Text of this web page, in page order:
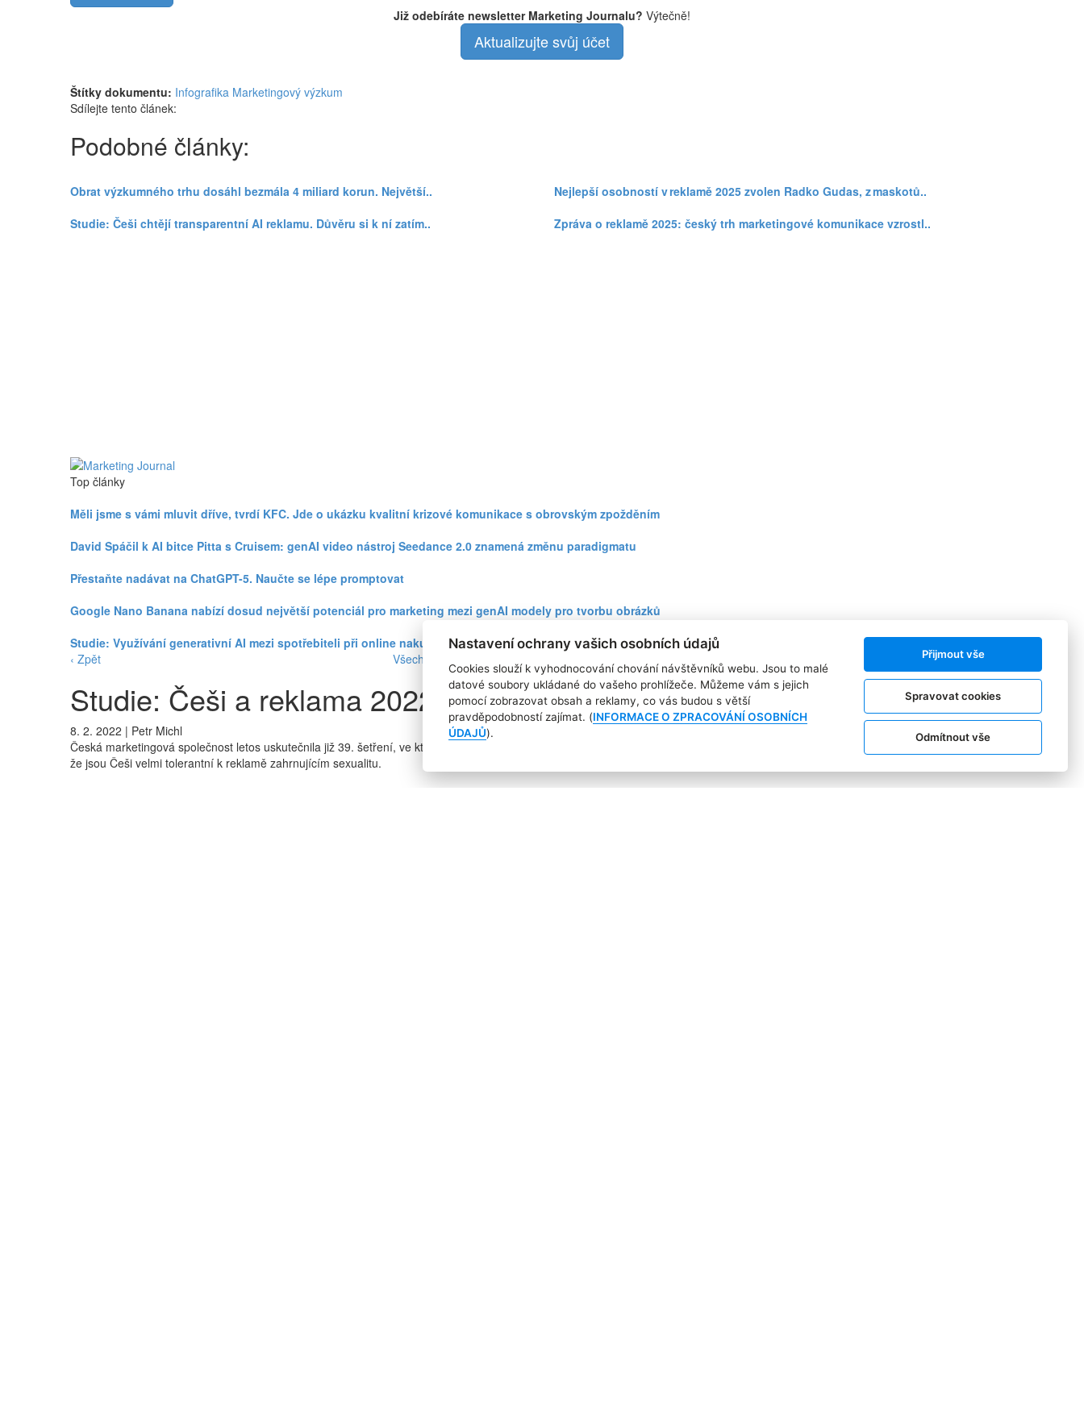
Již odebíráte newsletter Marketing Journalu? Výtečně!
Aktualizujte svůj účet
Štítky dokumentu: Infografika Marketingový výzkum
Sdílejte tento článek:
Podobné články:
Obrat výzkumného trhu dosáhl bezmála 4 miliard korun. Největší..
Nejlepší osobností v reklamě 2025 zvolen Radko Gudas, z maskotů..
Studie: Češi chtějí transparentní AI reklamu. Důvěru si k ní zatím..
Zpráva o reklamě 2025: český trh marketingové komunikace vzrostl..
Top články
Měli jsme s vámi mluvit dříve, tvrdí KFC. Jde o ukázku kvalitní krizové komunikace s obrovským zpožděním
David Spáčil k AI bitce Pitta s Cruisem: genAI video nástroj Seedance 2.0 znamená změnu paradigmatu
Přestaňte nadávat na ChatGPT-5. Naučte se lépe promptovat
Google Nano Banana nabízí dosud největší potenciál pro marketing mezi genAI modely pro tvorbu obrázků
Studie: Využívání generativní AI mezi spotřebiteli při online nakupování prudce roste
‹ Zpět
Všechny články
Studie: Češi a reklama 2022
8. 2. 2022 | Petr Michl
Česká marketingová společnost letos uskutečnila již 39. šetření, ve kterém se zaměřila na postoje české veřejnosti k reklamě. Zjistila například, jaké reklamy uživatele obtěžují, a také,
že jsou Češi velmi tolerantní k reklamě zahrnujícím sexualitu.
Nastavení ochrany vašich osobních údajů
Cookies slouží k vyhodnocování chování návštěvníků webu. Jsou to malé
datové soubory ukládané do vašeho prohlížeče. Můžeme vám s jejich
pomocí zobrazovat obsah a reklamy, co vás budou s větší
pravděpodobností zajímat. (INFORMACE O ZPRACOVÁNÍ OSOBNÍCH
ÚDAJŮ).
Přijmout vše
Spravovat cookies
Odmítnout vše